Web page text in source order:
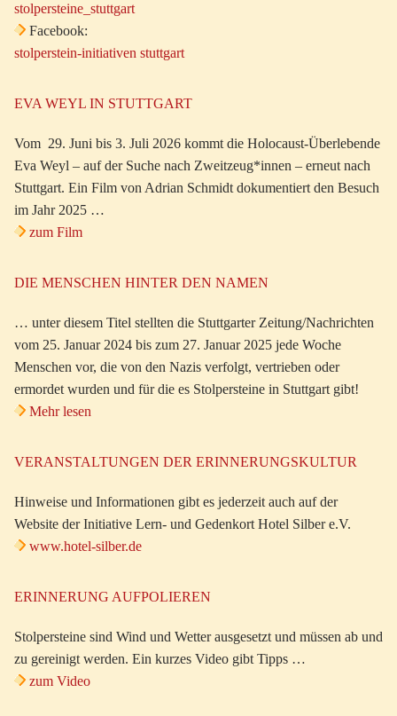
stolpersteine_stuttgart
Facebook:
stolperstein-initiativen stuttgart
EVA WEYL IN STUTTGART
Vom 29. Juni bis 3. Juli 2026 kommt die Holocaust-Überlebende
Eva Weyl – auf der Suche nach Zweitzeug*innen – erneut nach
Stuttgart. Ein Film von Adrian Schmidt dokumentiert den Besuch
im Jahr 2025 …
zum Film
DIE MENSCHEN HINTER DEN NAMEN
… unter diesem Titel stellten die Stuttgarter Zeitung/Nachrichten
vom 25. Januar 2024 bis zum 27. Januar 2025 jede Woche
Menschen vor, die von den Nazis verfolgt, vertrieben oder
ermordet wurden und für die es Stolpersteine in Stuttgart gibt!
Mehr lesen
VERANSTALTUNGEN DER ERINNERUNGSKULTUR
Hinweise und Informationen gibt es jederzeit auch auf der
Website der Initiative Lern- und Gedenkort Hotel Silber e.V.
www.hotel-silber.de
ERINNERUNG AUFPOLIEREN
Stolpersteine sind Wind und Wetter ausgesetzt und müssen ab und
zu gereinigt werden. Ein kurzes Video gibt Tipps …
zum Video